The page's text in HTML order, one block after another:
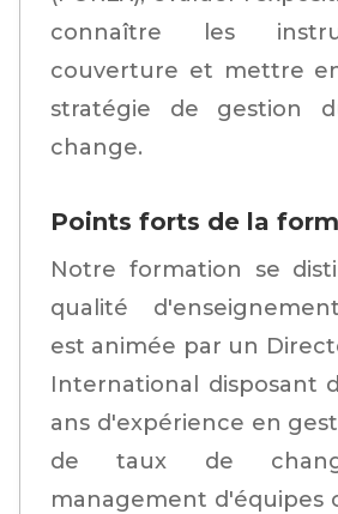
connaître les
couverture et mettre
stratégie de gestion
change.
Points forts de la
Notre formation se
qualité
est animée par un
International disposant
ans d'expérience en
de taux de
management d'équipes